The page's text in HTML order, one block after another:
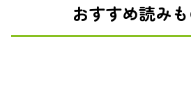
おすすめ読み